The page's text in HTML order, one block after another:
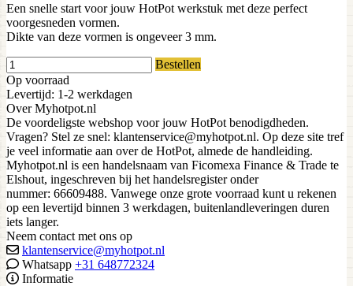
Een snelle start voor jouw HotPot werkstuk met deze perfect
voorgesneden vormen.
Dikte van deze vormen is ongeveer 3 mm.
Bestellen
Op voorraad
Levertijd: 1-2 werkdagen
Over Myhotpot.nl
De voordeligste webshop voor jouw HotPot benodigdheden.
Vragen? Stel ze snel: klantenservice@myhotpot.nl. Op deze site tref
je veel informatie aan over de HotPot, almede de handleiding.
Myhotpot.nl is een handelsnaam van Ficomexa Finance & Trade te
Elshout, ingeschreven bij het handelsregister onder
nummer: 66609488. Vanwege onze grote voorraad kunt u rekenen
op een levertijd binnen 3 werkdagen, buitenlandleveringen duren
iets langer.
Neem contact met ons op
klantenservice@myhotpot.nl
Whatsapp +31 648772324
Informatie